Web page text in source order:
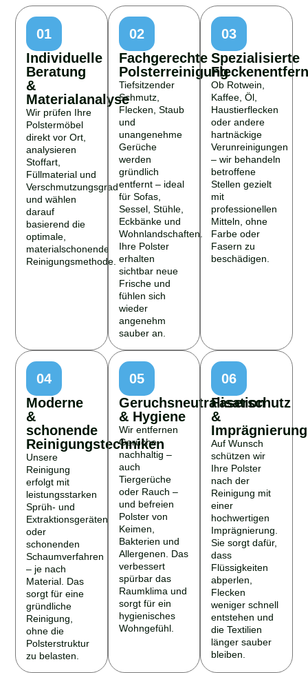
01
Individuelle
Beratung
&
Materialanalyse
Wir prüfen Ihre
Polstermöbel
direkt vor Ort,
analysieren
Stoffart,
Füllmaterial und
Verschmutzungsgrad
und wählen
darauf
basierend die
optimale,
materialschonende
Reinigungsmethode.
02
Fachgerechte
Polsterreinigung
Tiefsitzender
Schmutz,
Flecken, Staub
und
unangenehme
Gerüche
werden
gründlich
entfernt – ideal
für Sofas,
Sessel, Stühle,
Eckbänke und
Wohnlandschaften.
Ihre Polster
erhalten
sichtbar neue
Frische und
fühlen sich
wieder
angenehm
sauber an.
03
Spezialisierte
Ob Rotwein,
Kaffee, Öl,
Haustierflecken
oder andere
hartnäckige
Verunreinigungen
– wir behandeln
betroffene
Stellen gezielt
mit
professionellen
Mitteln, ohne
Farbe oder
Fasern zu
beschädigen.
04
Moderne
&
schonende
Reinigungstechniken
Unsere
Reinigung
erfolgt mit
leistungsstarken
Sprüh- und
Extraktionsgeräten
oder
schonenden
Schaumverfahren
– je nach
Material. Das
sorgt für eine
gründliche
Reinigung,
ohne die
Polsterstruktur
zu belasten.
05
Geruchsneutralisation
& Hygiene
Wir entfernen
Gerüche
nachhaltig –
auch
Tiergerüche
oder Rauch –
und befreien
Polster von
Keimen,
Bakterien und
Allergenen. Das
verbessert
spürbar das
Raumklima und
sorgt für ein
hygienisches
Wohngefühl.
06
Faserschutz
&
Imprägnierung
Auf Wunsch
schützen wir
Ihre Polster
nach der
Reinigung mit
einer
hochwertigen
Imprägnierung.
Sie sorgt dafür,
dass
Flüssigkeiten
abperlen,
Flecken
weniger schnell
entstehen und
die Textilien
länger sauber
bleiben.